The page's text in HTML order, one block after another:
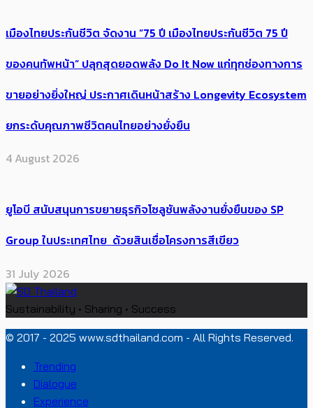
เมืองไทยประกันชีวิต จัดงาน “75 ปี เมืองไทยประกันชีวิต 75 ปี
ของคนทัพหน้า” ปลุกสุดยอดพลัง Do It Now แก่ทุกช่องทางการ
ขายอย่างยิ่งใหญ่ ประกาศเดินหน้าสร้าง Longevity Ecosystem
ยกระดับคุณภาพชีวิตคนไทยอย่างยั่งยืน
4 August 2026
ยูโอบี สนับสนุนการขยายธุรกิจโซลูชันพลังงานยั่งยืนของ SP
Group ในประเทศไทย ด้วยสินเชื่อโครงการสีเขียว
31 July 2026
Sustainability • Sharing • Success
© 2017 - 2025 www.sdthailand.com - All Rights Reserved.
Trending
Dialogue
Experience